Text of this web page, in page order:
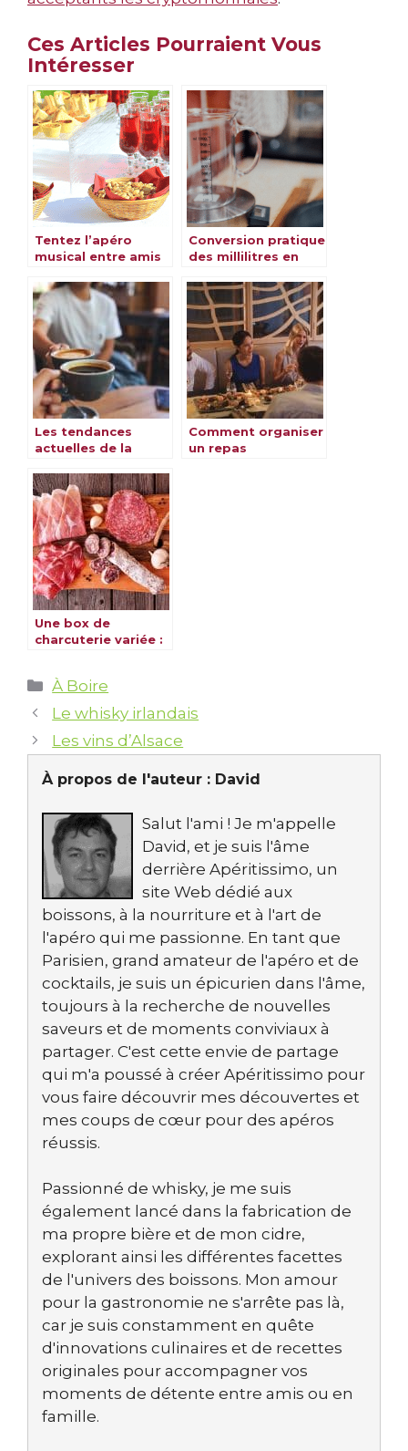
Ces Articles Pourraient Vous
Intéresser
Tentez l’apéro
musical entre amis
Conversion pratique
des millilitres en
Les tendances
actuelles de la
café en France
Comment organiser
un repas
Une box de
charcuterie variée :
Catégories
À Boire
Le whisky irlandais
Les vins d’Alsace
À propos de l'auteur : David
Salut l'ami ! Je m'appelle
David, et je suis l'âme
derrière Apéritissimo, un
site Web dédié aux
boissons, à la nourriture et à l'art de
l'apéro qui me passionne. En tant que
Parisien, grand amateur de l'apéro et de
cocktails, je suis un épicurien dans l'âme,
toujours à la recherche de nouvelles
saveurs et de moments conviviaux à
partager. C'est cette envie de partage
qui m'a poussé à créer Apéritissimo pour
vous faire découvrir mes découvertes et
mes coups de cœur pour des apéros
réussis.
Passionné de whisky, je me suis
également lancé dans la fabrication de
ma propre bière et de mon cidre,
explorant ainsi les différentes facettes
de l'univers des boissons. Mon amour
pour la gastronomie ne s'arrête pas là,
car je suis constamment en quête
d'innovations culinaires et de recettes
originales pour accompagner vos
moments de détente entre amis ou en
famille.